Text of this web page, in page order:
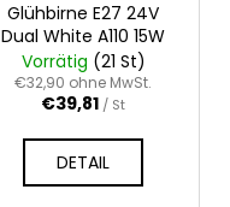
Glühbirne E27 24V
Dual White A110 15W
Vorrätig (21 St)
€32,90 ohne MwSt.
€39,81 / St
DETAIL